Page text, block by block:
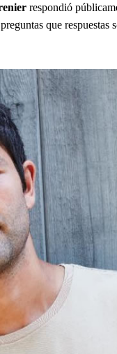
respondió
que respuestas